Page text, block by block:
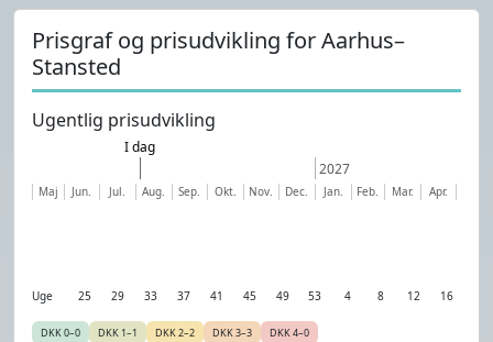
Prisgraf og prisudvikling for Aarhus–
Stansted
Ugentlig prisudvikling
I dag
2027
Maj Jun. Jul. Aug. Sep. Okt. Nov. Dec. Jan. Feb. Mar. Apr.
Uge 25 29 33 37 41 45 49 53 4 8 12 16
DKK 0–0 DKK 1–1 DKK 2–2 DKK 3–3 DKK 4–0